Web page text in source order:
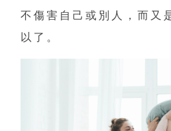
不傷害自己或別人，而又
以了。